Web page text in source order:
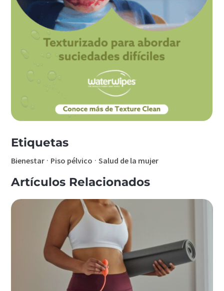
Etiquetas
Bienestar · Piso pélvico ·Salud de la mujer
Artículos Relacionados